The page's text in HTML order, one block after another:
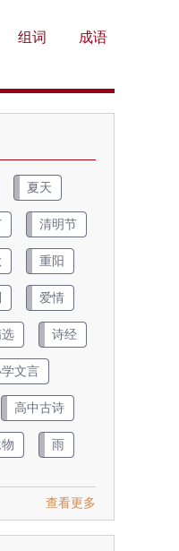
组词 成语
夏天
清明节
重阳
爱情
诗经
文言
高中古诗
雨
查看更多